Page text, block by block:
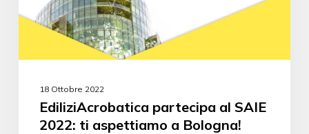
18 Ottobre 2022
EdiliziAcrobatica partecipa al SAIE
2022: ti aspettiamo a Bologna!